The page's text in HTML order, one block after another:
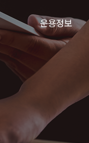
운용정보